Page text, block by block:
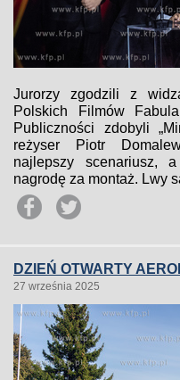
Jurorzy zgodzili z
Polskich Filmów
Publiczności zdobyli
reżyser Piotr
najlepszy scenariusz,
nagrodę za montaż. Lwy
DZIEŃ OTWARTY
27 września 2025